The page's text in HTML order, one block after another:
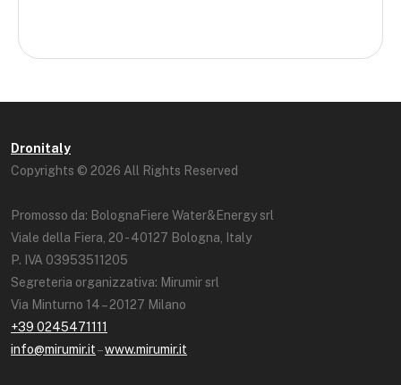
Dronitaly
Copyrights © 2026 All Rights Reserved
Promosso da: BolognaFiere Water&Energy srl
Viale della Fiera, 20 - 40127 Bologna, Italy
P. IVA 03953511205
Segreteria organizzativa: Mirumir srl
Via Minturno 14 – 20127 Milano
+39 0245471111
info@mirumir.it–www.mirumir.it